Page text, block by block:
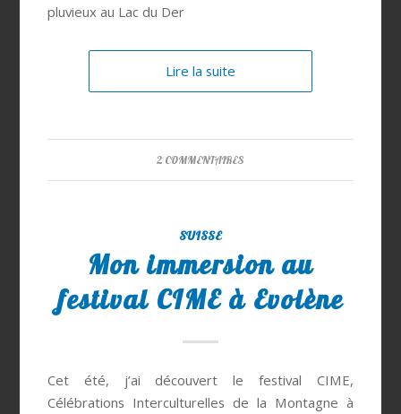
pluvieux au Lac du Der
Lire la suite
2 COMMENTAIRES
SUISSE
Mon immersion au
festival CIME à Evolène
Cet été, j’ai découvert le festival CIME,
Célébrations Interculturelles de la Montagne à